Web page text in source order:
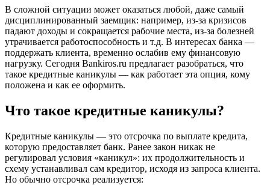
В сложной ситуации может оказаться любой, даже самый
дисциплинированный заемщик: например, из-за кризисов
падают доходы и сокращается рабочие места, из-за болезней
утрачивается работоспособность и т.д. В интересах банка —
поддержать клиента, временно ослабив ему финансовую
нагрузку. Сегодня Bankiros.ru предлагает разобраться, что
такое кредитные каникулы — как работает эта опция, кому
положена и как ее оформить.
Что такое кредитные каникулы?
Кредитные каникулы — это отсрочка по выплате кредита,
которую предоставляет банк. Ранее закон никак не
регулировал условия «каникул»: их продолжительность и
схему устанавливал сам кредитор, исходя из запроса клиента.
Но обычно отсрочка реализуется: